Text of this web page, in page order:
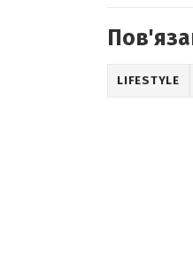
LIFESTYLE